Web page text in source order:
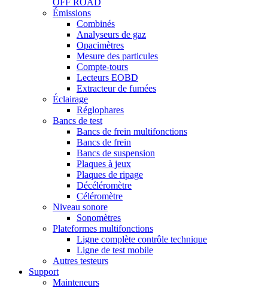
OFF ROAD
Menu Émissions
Combinés
Analyseurs de gaz
Opacimètres
Mesure des particules
Compte-tours
Lecteurs EOBD
Extracteur de fumées
Éclairage
Réglophares
Bancs de test
Bancs de frein multifonctions
Bancs de frein
Bancs de suspension
Plaques à jeux
Plaques de ripage
Décéléromètre
Céléromètre
Niveau sonore
Sonomètres
Plateformes multifonctions
Ligne complète contrôle technique
Ligne de test mobile
Autres testeurs
Support
Mainteneurs